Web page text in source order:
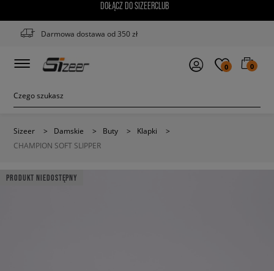
DOŁĄCZ DO SIZEERCLUB
Darmowa dostawa od 350 zł
0 0
Sizeer > Damskie > Buty > Klapki
>
CHAMPION SOFT SLIPPER
PRODUKT NIEDOSTĘPNY